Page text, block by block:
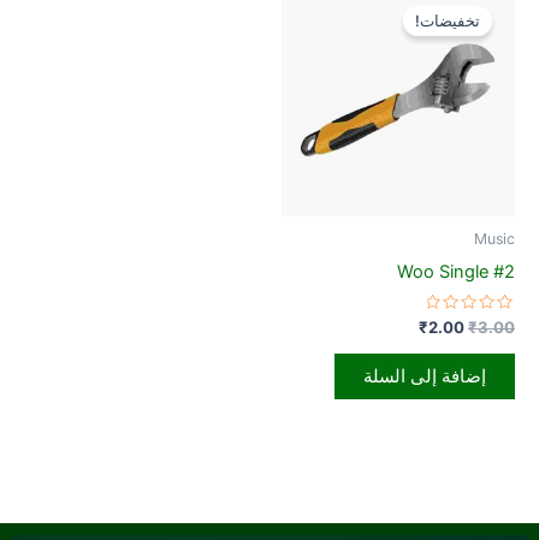
تخفيضات!
Music
Woo Single #2
تم
التقييم
0
₹3.00
الأصلي
هو:
₹3.00.
₹2.00
الحالي
هو:
إضافة إلى السلة